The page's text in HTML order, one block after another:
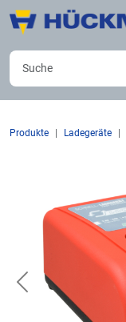
Produkte Ladegeräte
Previous